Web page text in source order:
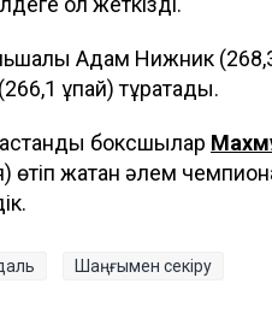
Адам Нижник (268,3
ұпай) тұрақтады.
боксшылар
жатқан әлем
Шаңғымен секіру